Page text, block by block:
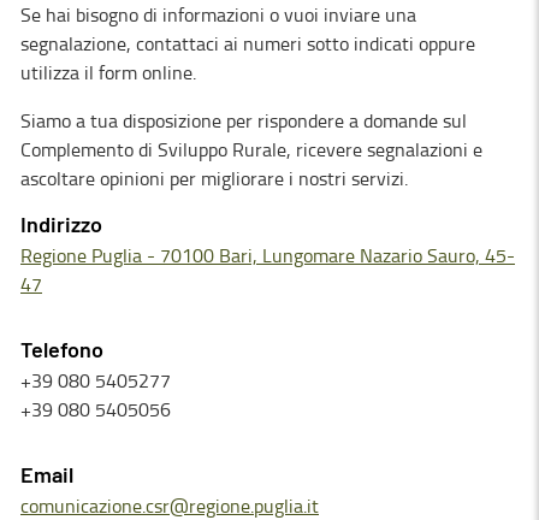
Se hai bisogno di informazioni o vuoi inviare una
segnalazione, contattaci ai numeri sotto indicati oppure
utilizza il form online.
Siamo a tua disposizione per rispondere a domande sul
Complemento di Sviluppo Rurale, ricevere segnalazioni e
ascoltare opinioni per migliorare i nostri servizi.
Indirizzo
Regione Puglia - 70100 Bari, Lungomare Nazario Sauro, 45-
47
Telefono
+39 080 5405277
+39 080 5405056
Email
comunicazione.csr@regione.puglia.it